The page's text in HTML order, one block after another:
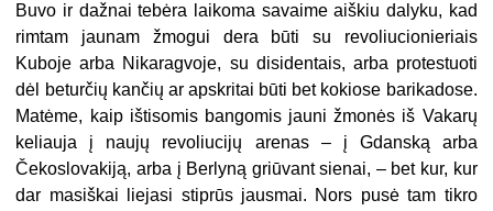
Buvo ir dažnai tebėra laikoma savaime aiškiu dalyku, kad
rimtam jaunam žmogui dera būti su revoliucionieriais
Kuboje arba Nikaragvoje, su disidentais, arba protestuoti
dėl beturčių kančių ar apskritai būti bet kokiose barikadose.
Matėme, kaip ištisomis bangomis jauni žmonės iš Vakarų
keliauja į naujų revoliucijų arenas – į Gdanską arba
Čekoslovakiją, arba į Berlyną griūvant sienai, – bet kur, kur
dar masiškai liejasi stiprūs jausmai. Nors pusė tam tikro